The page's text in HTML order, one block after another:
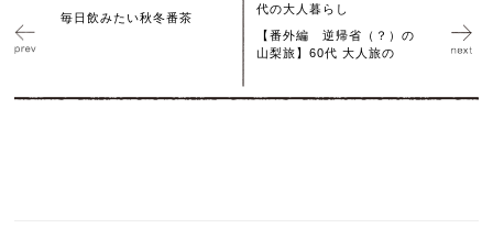
毎日飲みたい秋冬番茶
代の大人暮らし
【番外編 逆帰省（？）の
山梨旅】60代 大人旅の